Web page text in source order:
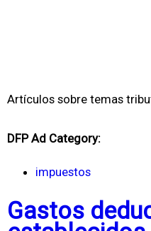
Artículos sobre temas
DFP Ad Category:
impuestos
Gastos